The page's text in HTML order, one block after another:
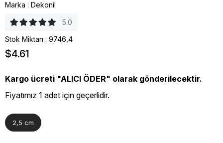
Marka : Dekonil
5.0
Stok Miktarı : 9746,4
$4.61
Kargo ücreti "ALICI ÖDER" olarak gönderilecektir.
Fiyatımız 1 adet için geçerlidir.
2,5 cm